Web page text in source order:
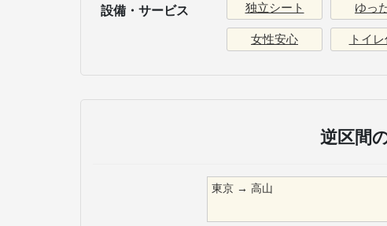
設備・サービス 独立シート ゆっ
女性安心 トイ
逆区間
東京 →高山